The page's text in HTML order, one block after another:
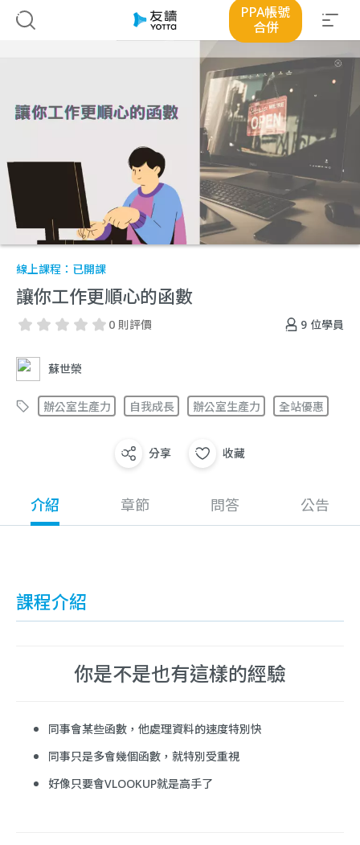
PPA帳號
合併
線上課程： 已開課
讓你工作更順心的函數
9 位學員
0 則評價
蘇世榮
辦公室生產力 自我成長 辦公室生產力 全站優惠
分享 收藏
介紹 章節 問答 公告
課程介紹
你是不是也有這樣的經驗
同事會某些函數，他處理資料的速度特別快
同事只是多會幾個函數，就特別受重視
好像只要會VLOOKUP就是高手了